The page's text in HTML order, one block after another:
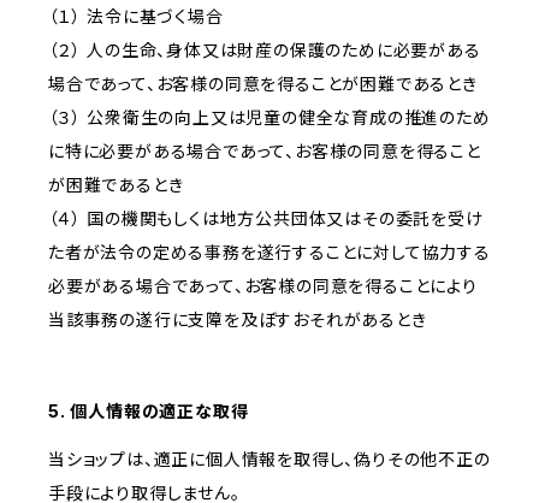
（１） 法令に基づく場合
（２） 人の生命、身体又は財産の保護のために必要がある
場合であって、お客様の同意を得ることが困難であるとき
（３） 公衆衛生の向上又は児童の健全な育成の推進のため
に特に必要がある場合であって、お客様の同意を得ること
が困難であるとき
（４） 国の機関もしくは地方公共団体又はその委託を受け
た者が法令の定める事務を遂行することに対して協力する
必要がある場合であって、お客様の同意を得ることにより
当該事務の遂行に支障を及ぼすおそれがあるとき
5. 個人情報の適正な取得
当ショップは、適正に個人情報を取得し、偽りその他不正の
手段により取得しません。